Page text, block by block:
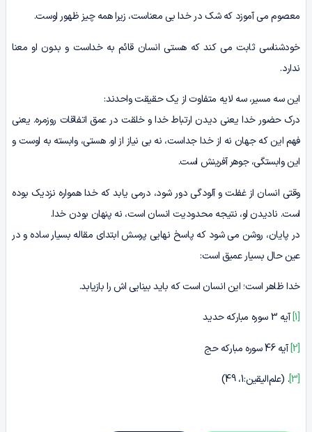
معصوم می آموزد که شک در خدا بی معناست، زیرا همه چیز ظهور اوست.
خودشناسی ثابت می کند که هستی انسان قائم به خداست و بدون او معنا
ندارد.
این سه مسیر، سه لایه متفاوت از یک حقیقت واحدند:
درک حضور خدا یعنی دیدن ارتباط خدا و خلقت در عمق اتفاقات روزمره. یعنی
فهم این که جهان نه از خدا جداست، نه بی نیاز از او. هستی، وابسته به اوست و
این وابستگی، جوهر آفرینش است.
وقتی انسان از غفلت و آلودگی دور شود، درمی یابد که خدا همواره نزدیک بوده
است. نادیدن او، نتیجه محدودیت انسان است، نه پنهان بودن خدا.
در پایان، روشن می شود که پاسخ نهایی پرسش ابتدای مقاله بسیار ساده و در
عین حال بسیار عمیق است:
خدا ظاهر است؛ این انسان است که باید بینایی اش را بازیابد.
[1] آیه 3 سوره مبارکه حدید
[2] آیه 46 سوره مبارکه حج
[3] . (علم‌الیقین:1، 49)